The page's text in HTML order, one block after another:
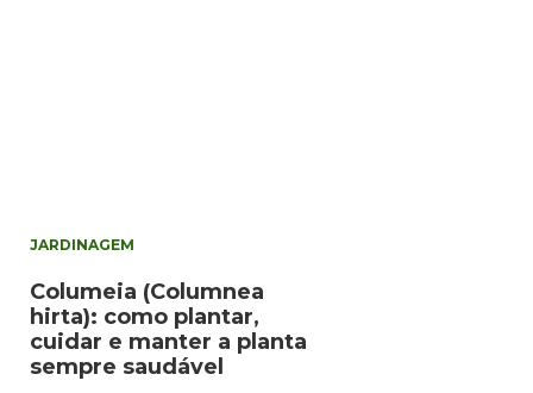
JARDINAGEM
Columeia (Columnea
hirta): como plantar,
cuidar e manter a planta
sempre saudável